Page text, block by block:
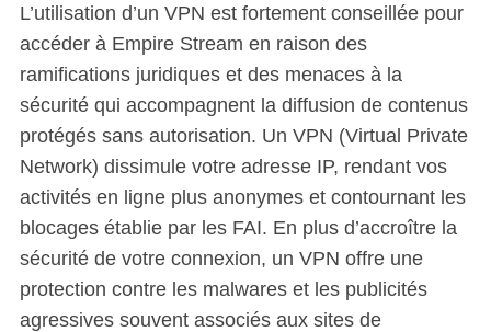
L’utilisation d’un VPN est fortement conseillée pour
accéder à Empire Stream en raison des
ramifications juridiques et des menaces à la
sécurité qui accompagnent la diffusion de contenus
protégés sans autorisation. Un VPN (Virtual Private
Network) dissimule votre adresse IP, rendant vos
activités en ligne plus anonymes et contournant les
blocages établie par les FAI. En plus d’accroître la
sécurité de votre connexion, un VPN offre une
protection contre les malwares et les publicités
agressives souvent associés aux sites de